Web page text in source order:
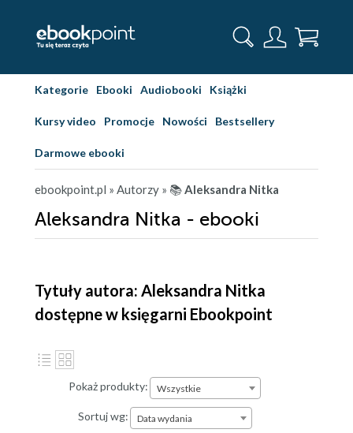
Kategorie Ebooki Audiobooki Książki
Kursy video Promocje Nowości Bestsellery
Darmowe ebooki
ebookpoint.pl » Autorzy » 📚Aleksandra Nitka
Aleksandra Nitka - ebooki
Tytuły autora: Aleksandra Nitka
dostępne w księgarni Ebookpoint
Pokaż produkty: Wszystkie
Sortuj wg: Data wydania